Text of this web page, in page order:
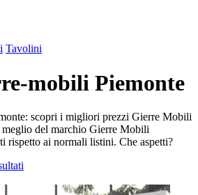
Tavolini
mobili Piemonte
scopri i migliori prezzi Gierre Mobili
del marchio Gierre Mobili
rispetto ai normali listini. Che aspetti?